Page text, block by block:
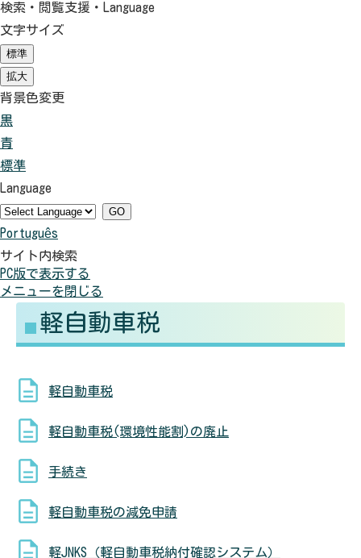
検索・閲覧支援・
Language
文字サイズ
標準
期
状
態）
拡大
期
状
背景色変更
黒
色
を
黒
色
に
す
る
青
景
色
を
青
色
に
す
る
標準
景
色
を
元
に
戻
す
Language
GO
Português
サイト内検索
PC版で表示する
メニューを閉じる
軽自動車税
軽自動車税
軽自動車税(環境性能割)の廃止
手続き
軽自動車税の減免申請
軽JNKS（軽自動車税納付確認システム）